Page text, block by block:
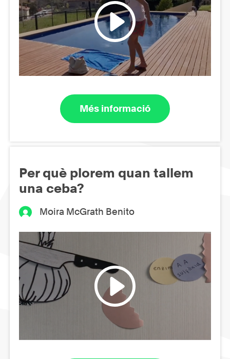
Més informació
Per què plorem quan tallem
una ceba?
Moira McGrath Benito